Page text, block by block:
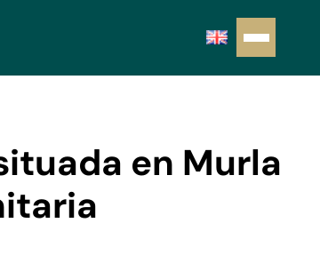
en Murla